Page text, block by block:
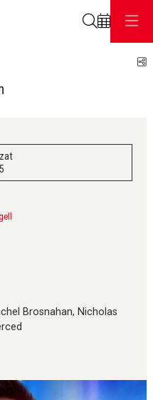
Brosnahan, Nicholas